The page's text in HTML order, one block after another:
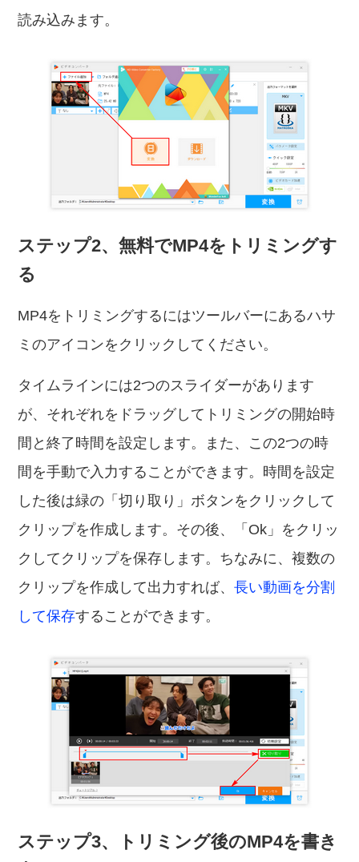
読み込みます。
ステップ2、無料でMP4をトリミングす
る
MP4をトリミングするにはツールバーにあるハサ
ミのアイコンをクリックしてください。
タイムラインには2つのスライダーがあります
が、それぞれをドラッグしてトリミングの開始時
間と終了時間を設定します。また、この2つの時
間を手動で入力することができます。時間を設定
した後は緑の「切り取り」ボタンをクリックして
クリップを作成します。その後、「Ok」をクリッ
クしてクリップを保存します。ちなみに、複数の
クリップを作成して出力すれば、長い動画を分割
して保存することができます。
ステップ3、トリミング後のMP4を書き